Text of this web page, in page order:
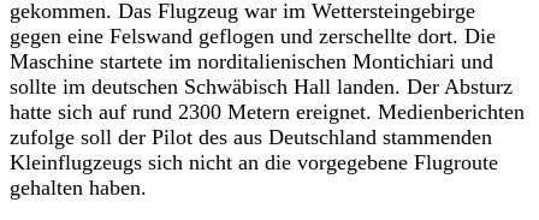
gekommen. Das Flugzeug war im Wettersteingebirge
gegen eine Felswand geflogen und zerschellte dort. Die
Maschine startete im norditalienischen Montichiari und
sollte im deutschen Schwäbisch Hall landen. Der Absturz
hatte sich auf rund 2300 Metern ereignet. Medienberichten
zufolge soll der Pilot des aus Deutschland stammenden
Kleinflugzeugs sich nicht an die vorgegebene Flugroute
gehalten haben.